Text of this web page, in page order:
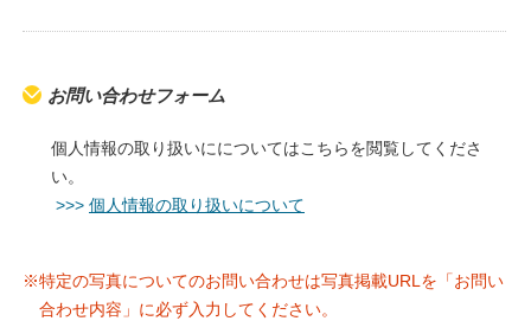
お問い合わせフォーム
個人情報の取り扱いにについてはこちらを閲覧してくださ
い。
>>> 個人情報の取り扱いについて
※特定の写真についてのお問い合わせは写真掲載URLを「お問い
合わせ内容」に必ず入力してください。